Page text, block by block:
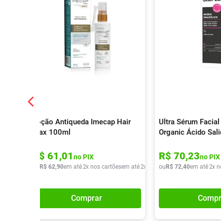
Loção Antiqueda Imecap Hair
Max 100ml
R$ 61,01no PIX
R$ 62,90em até2x nos cartõesem até2x de R$ 31,45
Comprar
Ultra Sérum
Organic Ácido
R$ 70,23no PIX
ou R$ 72,40em até2x